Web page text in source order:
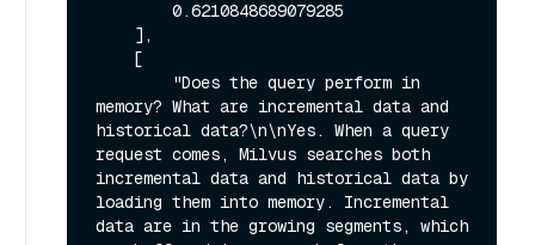
memory? What are incremental data and
historical data?\n\nYes. When a query
request comes, Milvus searches both
incremental data and historical data by
loading them into memory. Incremental
data are in the growing segments, which